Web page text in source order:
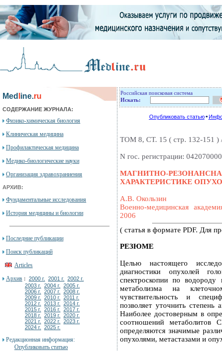
Med ine.ru
СОДЕРЖАНИЕ ЖУРНАЛА:
Физико-химическая биология
Клиническая медицина
Профилактическая медицина
Медико-биологические науки
Организация здравохраниения
АРХИВ:
Фундаментальные исследования
История медицины и биологии
Последние публикации
Поиск публикаций
Articles
Архив : 2000 г. 2001 г.
2002 г.
2003 г.
2004 г.
2005 г.
2006 г.
2007 г.
2008 г.
2009 г.
2010 г.
2011 г.
2012 г.
2013 г.
2014 г.
2015 г.
2016 г.
2017 г.
2018 г.
2019 г.
2020 г.
2021 г.
2022 г.
2023 г.
2024 г.
2025 г.
Редакционная информация:
Опубликовать статью
Российская поисковая система
Искать:
Опубликовать статью
ТОМ 8, СТ. 15 ( стр. 132-151 )
N гос. регистрации:
МАГНИТНО-
ХАРАКТЕРИСТИКЕ
А.В. Окользин
Военно-медицинская
2006
( статья в формате PDF. Для
РЕЗЮМЕ
Целью настоящего
диагностики опухолей
спектроскопии по водороду
метаболизма на
чувствительность и
позволяет уточнить степень
Наиболее достоверным в
соотношений
определяются значимые
опухолями, метастазами и